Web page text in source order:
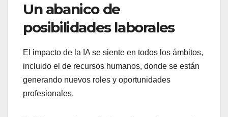
Un abanico de
posibilidades laborales
El impacto de la IA se siente en todos los ámbitos,
incluido el de recursos humanos, donde se están
generando nuevos roles y oportunidades
profesionales.